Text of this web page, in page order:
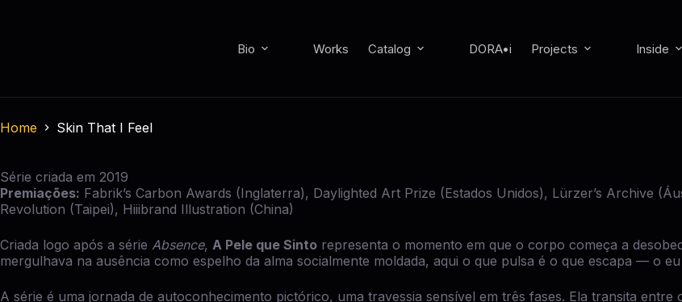
Bio Works Catalog DORA•i Projects Inside
Home Skin That I Feel
Série criada em 2019
Premiações: Fabrik’s Carbon Awards (Inglaterra), Daylighted Art Prize (Estados Unidos), Lürzer’s Archive
Revolution (Taipei), Hiiibrand Illustration (China)
Criada logo após a série Absence, A Pele que Sinto representa o momento em que o corpo começa a
mergulhava na ausência como espelho da alma socialmente moldada, aqui o que pulsa é o que escapa — o
A série é uma jornada de autoconhecimento pictórico, uma travessia sensível em três fases. Ela transita